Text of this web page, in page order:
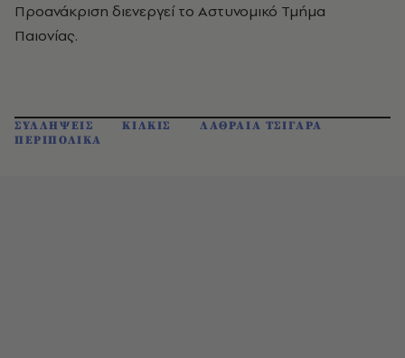
Προανάκριση διενεργεί το Αστυνομικό Τμήμα
Παιονίας.
ΣΥΛΛΗΨΕΙΣ ΚΙΛΚΙΣ
ΛΑΘΡΑΙΑ ΤΣΙΓΑΡΑ
ΠΕΡΙΠΟΛΙΚΑ